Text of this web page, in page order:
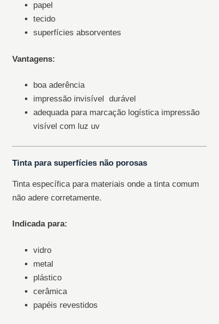
papel
tecido
superfícies absorventes
Vantagens:
boa aderência
impressão invisível durável
adequada para marcação logística impressão
visível com luz uv
Tinta para superfícies não porosas
Tinta específica para materiais onde a tinta comum
não adere corretamente.
Indicada para:
vidro
metal
plástico
cerâmica
papéis revestidos